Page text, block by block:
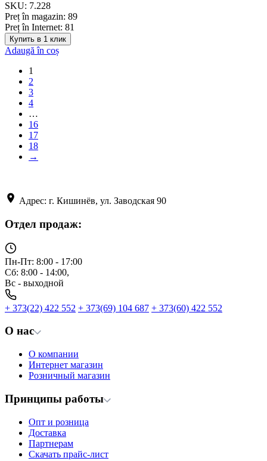
SKU: 7.228
Preț în magazin: 89
Preț în Internet: 81
Купить в 1 клик
Adaugă în coș
1
2
3
4
…
16
17
18
→
Адрес: г. Кишинёв, ул. Заводская 90
Отдел продаж:
Пн-Пт: 8:00 - 17:00
Сб: 8:00 - 14:00,
Вс - выходной
+ 373(22) 422 552 + 373(69) 104 687 + 373(60) 422 552
О нас
О компании
Интернет магазин
Розничный магазин
Принципы работы
Опт и розница
Доставка
Партнерам
Скачать прайс-лист